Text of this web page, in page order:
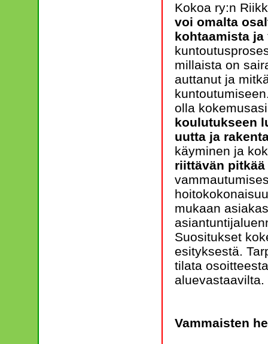
Kokoa ry:n
voi omalta
kohtaamista
millaista on
auttanut ja
olla
koulutukseen
uutta ja
käyminen ja
riittävän
mukaan
Suositukset
esityksestä.
tilata
aluevastaavilta.
Vammaisten